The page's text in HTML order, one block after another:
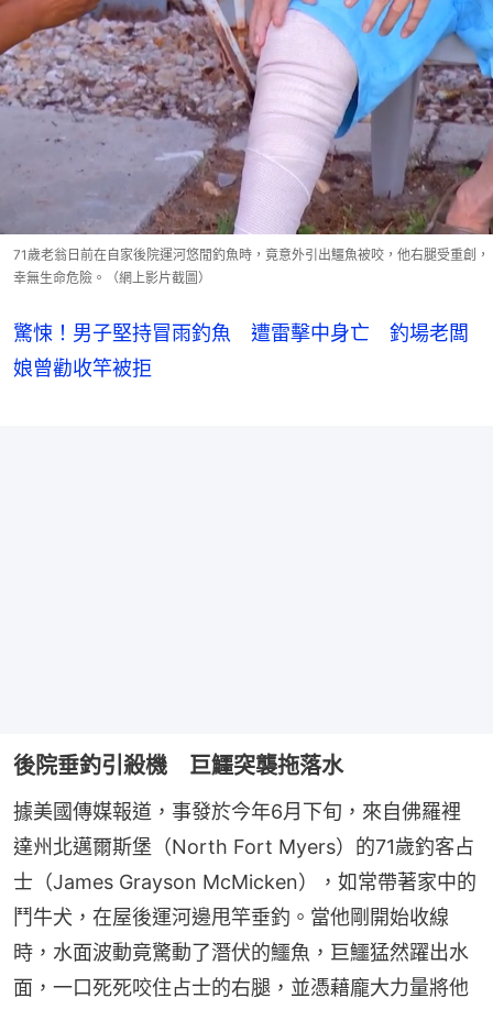
71歲老翁日前在自家後院運河悠閒釣魚時，竟意外引出鱷魚被咬，他右腿受重創，
幸無生命危險。（網上影片截圖）
驚悚！男子堅持冒雨釣魚 遭雷擊中身亡 釣場老闆
娘曾勸收竿被拒
後院垂釣引殺機 巨鱷突襲拖落水
據美國傳媒報道，事發於今年6月下旬，來自佛羅裡
達州北邁爾斯堡（North Fort Myers）的71歲釣客占
士（James Grayson McMicken），如常帶著家中的
鬥牛犬，在屋後運河邊甩竿垂釣。當他剛開始收線
時，水面波動竟驚動了潛伏的鱷魚，巨鱷猛然躍出水
面，一口死死咬住占士的右腿，並憑藉龐大力量將他